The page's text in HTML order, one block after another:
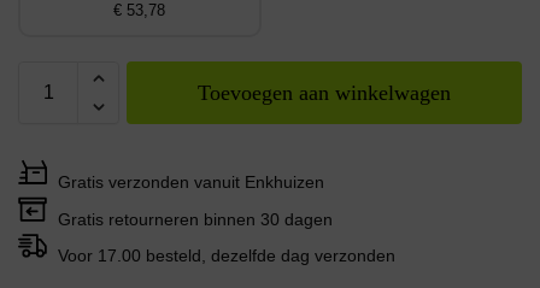
€ 53,78
Toevoegen aan winkelwagen
Gratis verzonden vanuit Enkhuizen
Gratis retourneren binnen 30 dagen
Voor 17.00 besteld, dezelfde dag verzonden